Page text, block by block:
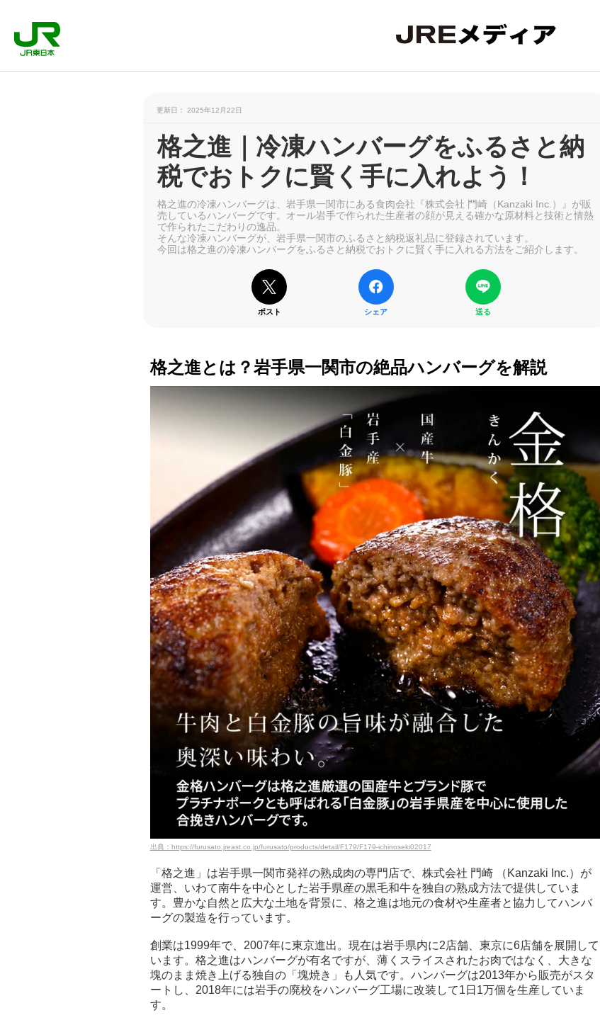
更新日： 2025年12月22日
格之進｜冷凍ハンバーグをふるさと納
税でおトクに賢く手に入れよう！
格之進の冷凍ハンバーグは、岩手県一関市にある食肉会社『株式会社 門崎（Kanzaki Inc.）』が販
売しているハンバーグです。オール岩手で作られた生産者の顔が見える確かな原材料と技術と情熱
で作られたこだわりの逸品。
そんな冷凍ハンバーグが、岩手県一関市のふるさと納税返礼品に登録されています。
今回は格之進の冷凍ハンバーグをふるさと納税でおトクに賢く手に入れる方法をご紹介します。
ポスト シェア 送る
格之進とは？岩手県一関市の絶品ハンバーグを解説
出典：https://furusato.jreast.co.jp/furusato/products/detail/F179/F179-ichinoseki02017
「格之進」は岩手県一関市発祥の熟成肉の専門店で、株式会社 門崎 （Kanzaki Inc.）が
運営、いわて南牛を中心とした岩手県産の黒毛和牛を独自の熟成方法で提供していま
す。豊かな自然と広大な土地を背景に、格之進は地元の食材や生産者と協力してハンバ
ーグの製造を行っています。
創業は1999年で、2007年に東京進出。現在は岩手県内に2店舗、東京に6店舗を展開して
います。格之進はハンバーグが有名ですが、薄くスライスされたお肉ではなく、大きな
塊のまま焼き上げる独自の「塊焼き」も人気です。ハンバーグは2013年から販売がスタ
ートし、2018年には岩手の廃校をハンバーグ工場に改装して1日1万個を生産していま
す。